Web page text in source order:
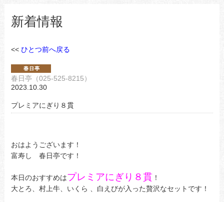
新着情報
<< ひとつ前へ戻る
春日亭（025-525-8215）
2023.10.30
プレミアにぎり８貫
おはようございます！
富寿し 春日亭です！
本日のおすすめはプレミアにぎり８貫 ！
大とろ、村上牛、いくら 、白えびが入った贅沢なセットです！